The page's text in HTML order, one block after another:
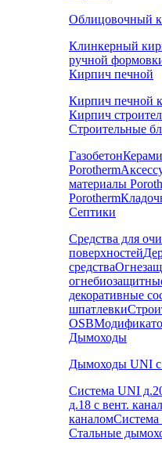
Облицовочный
Клинкерный
ручной
Кирпич печной
Кирпич печной
Кирпич
Строительные
Газобетон
Porotherm
материалы
Porotherm
Септики
Средства для
поверхностей
средства
декоративные
шпатлевки
OSB
Дымоходы
Дымоходы UNI с
Система UNI
д.18 с вент.
каналомСистема
Стальные